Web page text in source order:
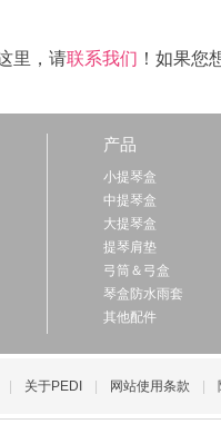
里，请联系我们 ！如果您
产品
小提琴盒
中提琴盒
大提琴盒
提琴肩垫
弓筒＆弓盒
琴盒防水雨套
其他配件
关于PEDI 网站使用条款